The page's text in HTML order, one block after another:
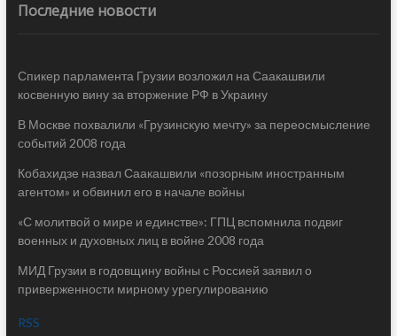
Последние новости
Спикер парламента Грузии возложил на Саакашвили
косвенную вину за вторжение РФ в Украину
В Москве похвалили «Грузинскую мечту» за переосмысление
событий 2008 года
Кобахидзе назвал Саакашвили «позорным иностранным
агентом» и обвинил его в начале войны
«С молитвой о мире и единстве»: ГПЦ вспомнила подвиг
военных и духовных лиц в войне 2008 года
МИД Грузии в годовщину войны с Россией заявил о
приверженности мирному урегулированию
RSS